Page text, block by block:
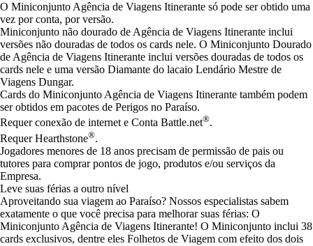
Available actions
O Miniconjunto Agência de Viagens Itinerante só pode ser obtido uma
vez por conta, por versão.
Miniconjunto não dourado de Agência de Viagens Itinerante inclui
versões não douradas de todos os cards nele. O Miniconjunto Dourado
de Agência de Viagens Itinerante inclui versões douradas de todos os
cards nele e uma versão Diamante do lacaio Lendário Mestre de
Viagens Dungar.
Cards do Miniconjunto Agência de Viagens Itinerante também podem
ser obtidos em pacotes de Perigos no Paraíso.
Requer conexão de internet e Conta Battle.net®.
Requer Hearthstone®.
Jogadores menores de 18 anos precisam de permissão de pais ou
tutores para comprar pontos de jogo, produtos e/ou serviços da
Empresa.
Leve suas férias a outro nível
Aproveitando sua viagem ao Paraíso? Nossos especialistas sabem
exatamente o que você precisa para melhorar suas férias: O
Miniconjunto Agência de Viagens Itinerante! O Miniconjunto inclui 38
cards exclusivos, dentre eles Folhetos de Viagem com efeito dos dois